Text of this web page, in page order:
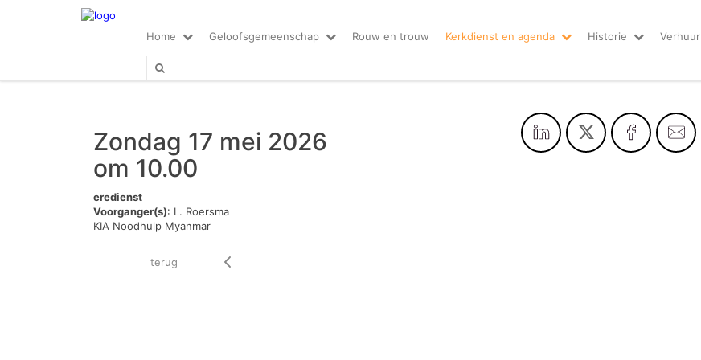
Home Geloofsgemeenschap Rouw en trouw Kerkdienst en agenda Historie Verhuur
Zondag 17 mei 2026
om 10.00
eredienst
Voorganger(s): L. Roersma
KIA Noodhulp Myanmar
terug